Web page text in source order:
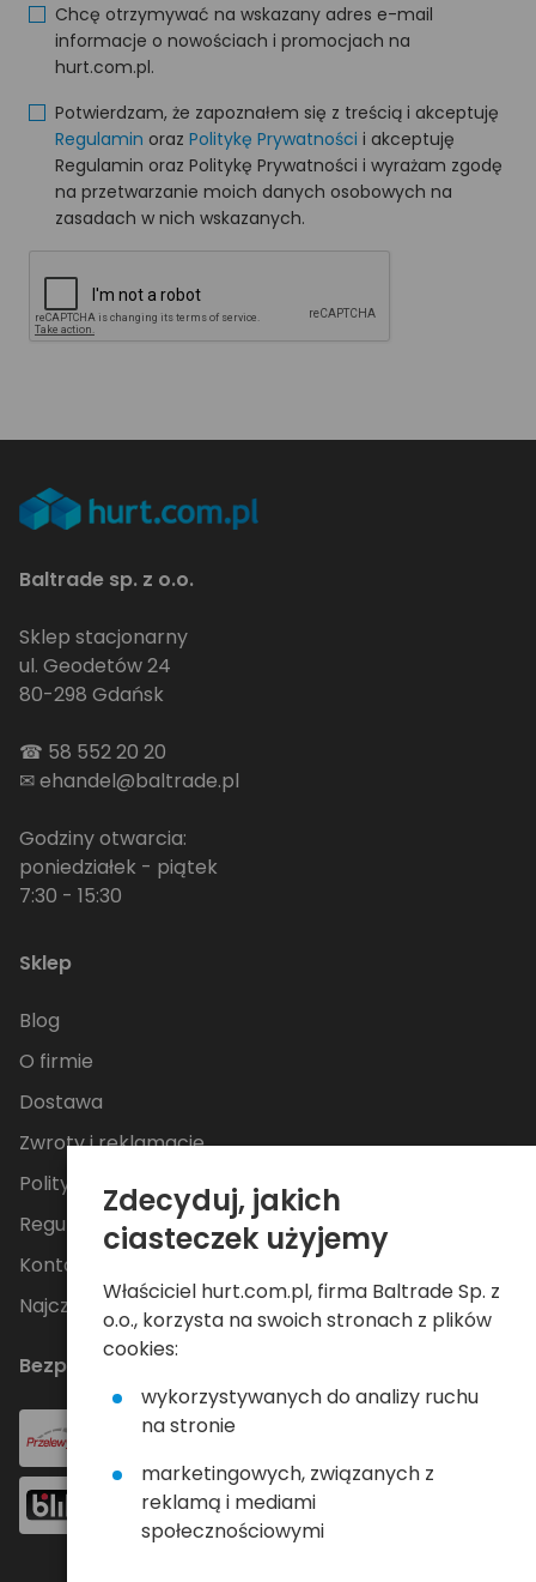
Chcę otrzymywać na wskazany adres e-mail
informacje o nowościach i promocjach na
hurt.com.pl.
Potwierdzam, że zapoznałem się z treścią i akceptuję
Regulamin oraz Politykę Prywatności i akceptuję
Regulamin oraz Politykę Prywatności i wyrażam zgodę
na przetwarzanie moich danych osobowych na
zasadach w nich wskazanych.
Baltrade sp. z o.o.
Sklep stacjonarny
ul. Geodetów 24
80-298 Gdańsk
☎ 58 552 20 20
✉ehandel@baltrade.pl
Godziny otwarcia:
poniedziałek - piątek
7:30 - 15:30
Sklep
Blog
O firmie
Dostawa
Zwroty i reklamacje
Polityka Prywatności
Regulamin
Kontakt
Najczęściej zadawane pytania
Bezpieczne płatności
Zdecyduj, jakich
ciasteczek użyjemy
Właściciel hurt.com.pl, firma Baltrade Sp. z
o.o., korzysta na swoich stronach z plików
cookies:
wykorzystywanych do analizy ruchu
na stronie
marketingowych, związanych z
reklamą i mediami
społecznościowymi